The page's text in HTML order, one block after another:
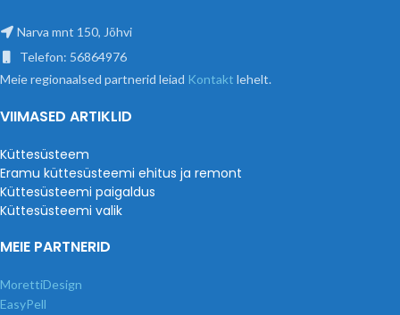
Narva mnt 150, Jõhvi
Telefon: 56864976
Meie regionaalsed partnerid leiad Kontakt lehelt.
VIIMASED ARTIKLID
Küttesüsteem
Eramu küttesüsteemi ehitus ja remont
Küttesüsteemi paigaldus
Küttesüsteemi valik
MEIE PARTNERID
MorettiDesign
EasyPell